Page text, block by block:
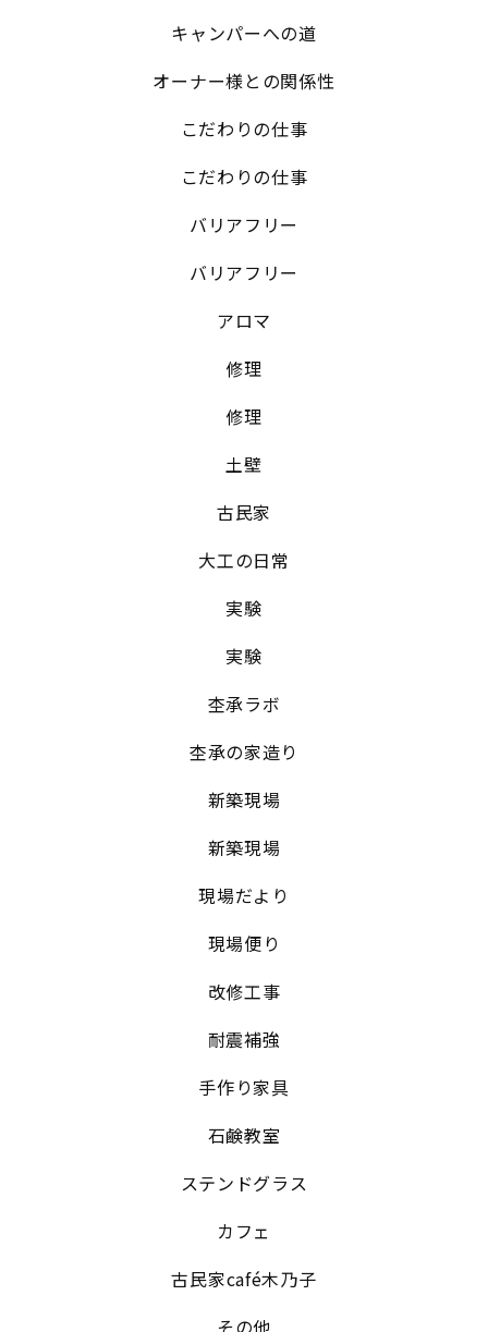
キャンパーへの道
オーナー様との関係性
こだわりの仕事
こだわりの仕事
バリアフリー
バリアフリー
アロマ
修理
修理
土壁
古民家
大工の日常
実験
実験
杢承ラボ
杢承の家造り
新築現場
新築現場
現場だより
現場便り
改修工事
耐震補強
手作り家具
石鹸教室
ステンドグラス
カフェ
古民家café木乃子